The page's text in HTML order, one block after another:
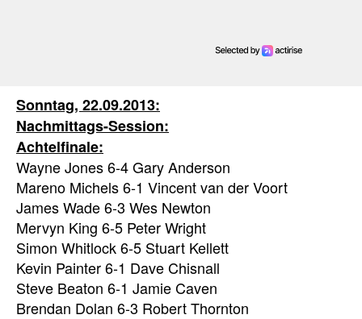
Sonntag, 22.09.2013:
Nachmittags-Session:
Achtelfinale:
Wayne Jones 6-4 Gary Anderson
Mareno Michels 6-1 Vincent van der Voort
James Wade 6-3 Wes Newton
Mervyn King 6-5 Peter Wright
Simon Whitlock 6-5 Stuart Kellett
Kevin Painter 6-1 Dave Chisnall
Steve Beaton 6-1 Jamie Caven
Brendan Dolan 6-3 Robert Thornton